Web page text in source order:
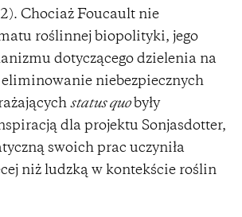
Chociaż Foucault nie
roślinnej biopolityki, jego
dotyczącego dzielenia na
eliminowanie niebezpiecznych
status quobyły
dla projektu Sonjasdotter,
swoich prac uczyniła
niż ludzką w kontekście roślin